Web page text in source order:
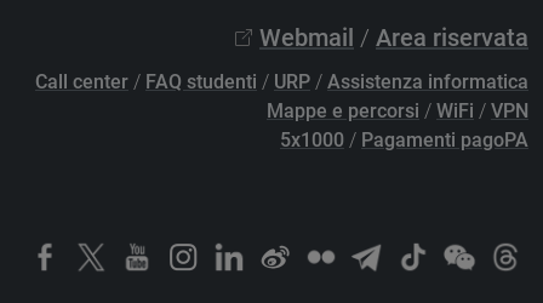
Webmail / Area riservata
Call center / FAQ studenti / URP / Assistenza informatica
Mappe e percorsi / WiFi / VPN
5x1000 / Pagamenti pagoPA